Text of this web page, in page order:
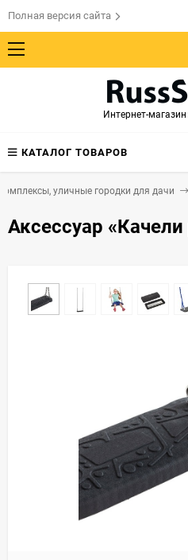
Полная версия сайта
Интернет-
КАТАЛОГ ТОВАРОВ
уличные городки для дачи
Аксессуар